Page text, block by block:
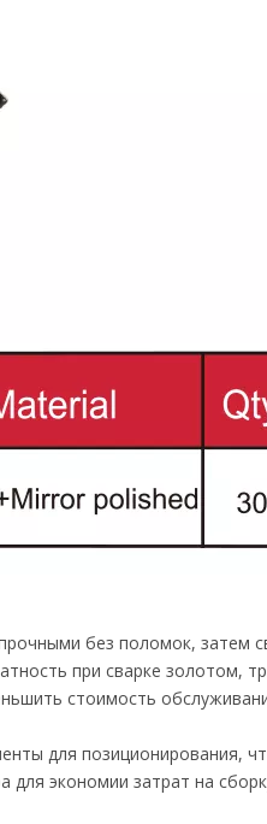
без поломок, затем
при сварке золотом,
стоимость
для позиционирования,
для экономии затрат на